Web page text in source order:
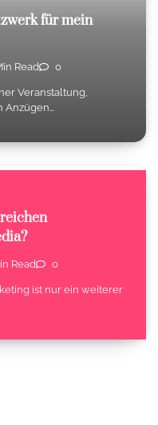
für mein
Read 0
Veranstaltung,
Anzügen…
Read 0
ist nur ein weiterer